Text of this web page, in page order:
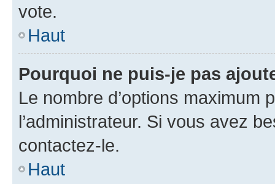
vote.
Haut
Pourquoi ne puis-je pas
Le nombre d’options maximum
l’administrateur. Si vous avez
contactez-le.
Haut